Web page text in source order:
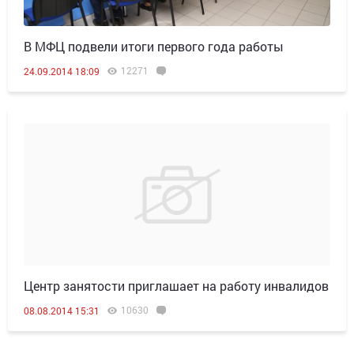
В МФЦ подвели итоги первого года работы
24.09.2014 18:09 12271
Центр занятости приглашает на работу инвалидов
08.08.2014 15:31 10630